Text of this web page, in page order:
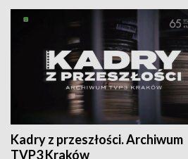
Kadry z przeszłości. Archiwum
TVP3 Kraków